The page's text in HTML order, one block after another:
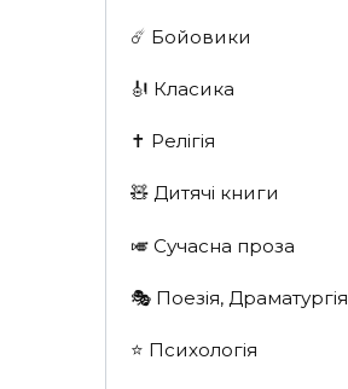
☄️ Бойовики
🎻 Класика
✝️ Релігія
🧸 Дитячі книги
🎺 Сучасна проза
🎭 Поезія, Драматургія
⭐️ Психологія